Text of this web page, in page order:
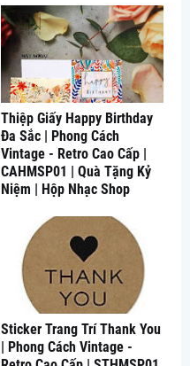
Thiệp Giấy Happy Birthday
Đa Sắc | Phong Cách
Vintage - Retro Cao Cấp |
CAHMSP01 | Quà Tặng Kỷ
Niệm | Hộp Nhạc Shop
Sticker Trang Trí Thank You
| Phong Cách Vintage -